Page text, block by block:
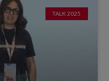
TALK 2025